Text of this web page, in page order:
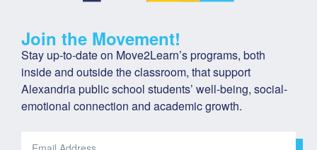
Join the Movement!
Stay up-to-date on Move2Learn’s programs, both
inside and outside the classroom, that support
Alexandria public school students’ well-being, social-
emotional connection and academic growth.